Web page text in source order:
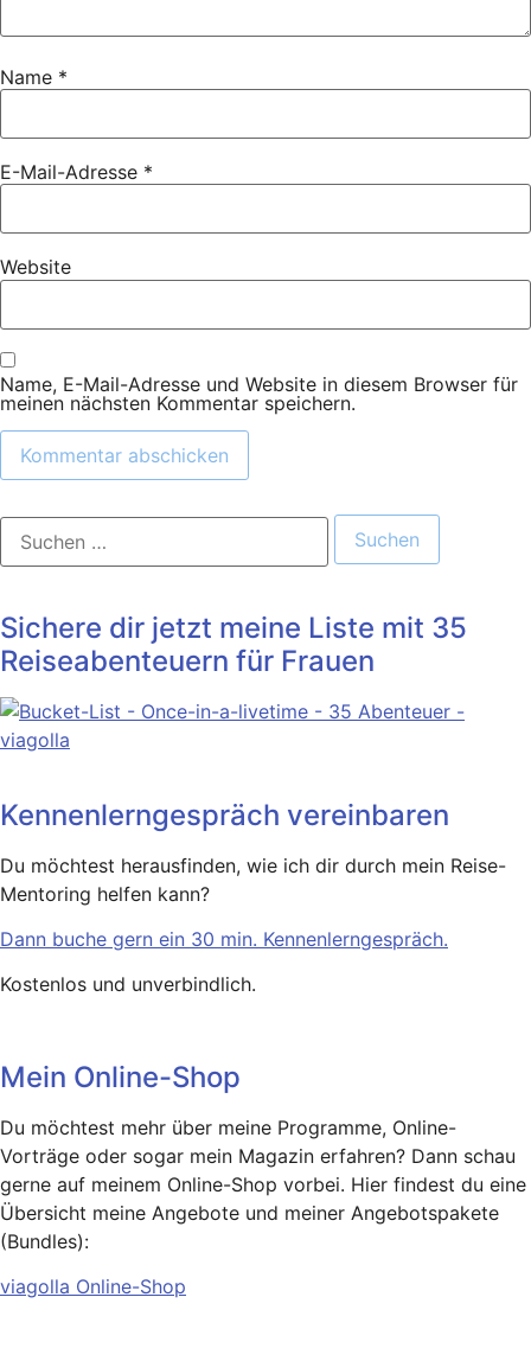
Name *
E-Mail-Adresse *
Website
Name, E-Mail-Adresse und Website in diesem Browser für
meinen nächsten Kommentar speichern.
Suchen
nach:
Sichere dir jetzt meine Liste mit 35
Reiseabenteuern für Frauen
Kennenlerngespräch vereinbaren
Du möchtest herausfinden, wie ich dir durch mein Reise-
Mentoring helfen kann?
Dann buche gern ein 30 min. Kennenlerngespräch.
Kostenlos und unverbindlich.
Mein Online-Shop
Du möchtest mehr über meine Programme, Online-
Vorträge oder sogar mein Magazin erfahren? Dann schau
gerne auf meinem Online-Shop vorbei. Hier findest du eine
Übersicht meine Angebote und meiner Angebotspakete
(Bundles):
viagolla Online-Shop